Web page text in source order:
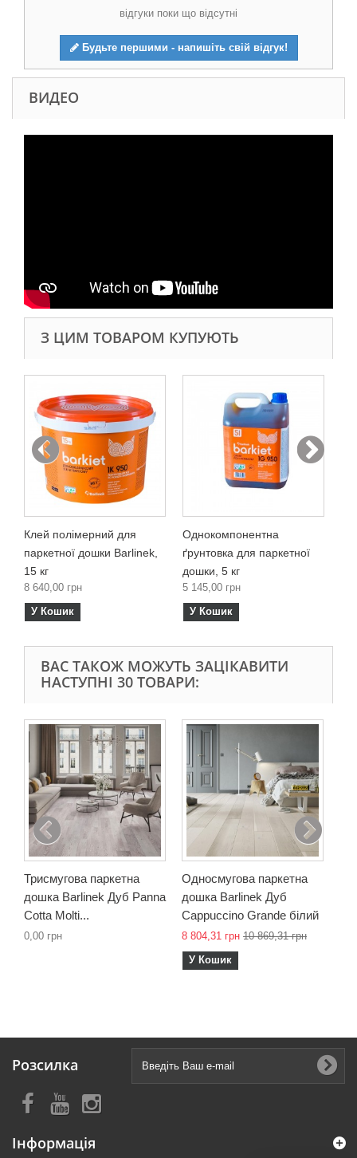
відгуки поки що відсутні
Будьте першими - напишіть свій відгук!
ВИДЕО
З ЦИМ ТОВАРОМ КУПУЮТЬ
Клей полімерний для
паркетної дошки Barlinek,
15 кг
8 640,00 грн
У Кошик
Однокомпонентна
ґрунтовка для паркетної
дошки, 5 кг
5 145,00 грн
У Кошик
ВАС ТАКОЖ МОЖУТЬ ЗАЦІКАВИТИ
НАСТУПНІ 30 ТОВАРИ:
Триcмугова паркетна
дошка Barlinek Дуб Panna
Cotta Molti...
0,00 грн
Односмугова паркетна
дошка Barlinek Дуб
Cappuccino Grande білий
8 804,31 грн 10 869,31 грн
У Кошик
Розсилка
Інформація